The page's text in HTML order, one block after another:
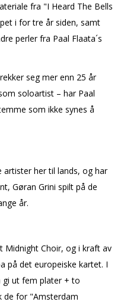
fra "I Heard The Bells
i for tre år siden, samt
perler fra Paal Flaata´s
seg mer enn 25 år
soloartist – har Paal
som ikke synes å
artister her til lands, og har
Gøran Grini spilt på de
år.
Midnight Choir, og i kraft av
på det europeiske kartet. I
gi ut fem plater + to
de for "Amsterdam